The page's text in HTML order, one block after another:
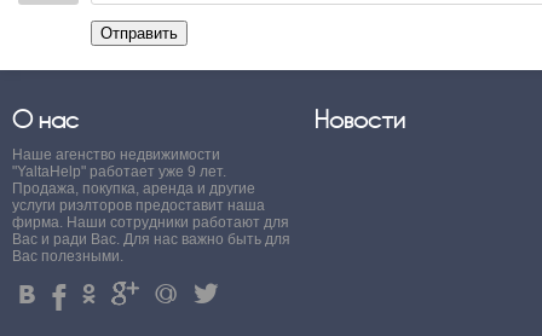
Отправить
О нас
Наше агенство недвижимости
"YaltaHelp" работает уже 9 лет.
Продажа, покупка, аренда и другие
услуги риэлторов предоставит наша
фирма. Наши сотрудники работают для
Вас и ради Вас. Для нас важно быть для
Вас полезными.
4 % . ' + 3
Новости